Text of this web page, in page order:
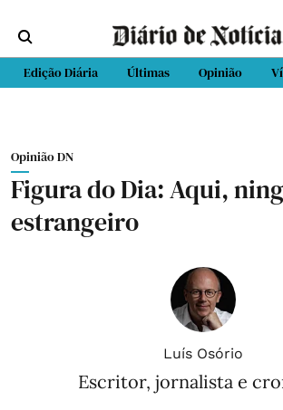
Edição Diária Últimas Opinião
Opinião DN
Figura do Dia: Aqui,
estrangeiro
Luís Osório
Escritor, jornalista e